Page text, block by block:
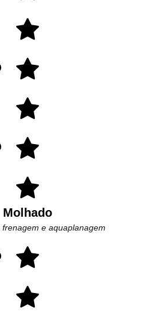
Molhado
e aquaplanagem